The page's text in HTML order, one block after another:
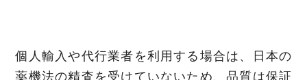
個人輸入や代行業者を利用する場合は、日本の
薬機法の精査を受けていないため、品質は保証